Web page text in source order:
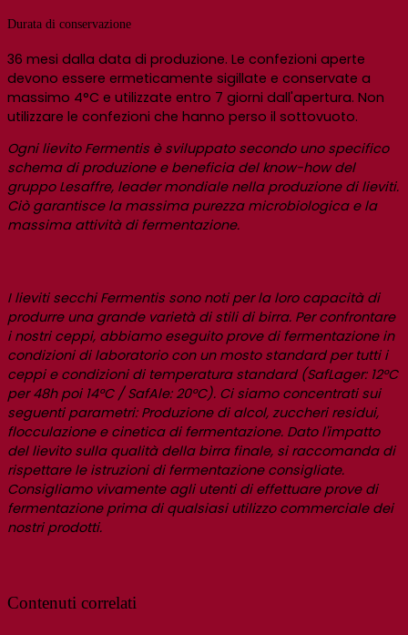
Durata di conservazione
36 mesi dalla data di produzione. Le confezioni aperte
devono essere ermeticamente sigillate e conservate a
massimo 4°C e utilizzate entro 7 giorni dall'apertura. Non
utilizzare le confezioni che hanno perso il sottovuoto.
Ogni lievito Fermentis è sviluppato secondo uno specifico
schema di produzione e beneficia del know-how del
gruppo Lesaffre, leader mondiale nella produzione di lieviti.
Ciò garantisce la massima purezza microbiologica e la
massima attività di fermentazione.
I lieviti secchi Fermentis sono noti per la loro capacità di
produrre una grande varietà di stili di birra. Per confrontare
i nostri ceppi, abbiamo eseguito prove di fermentazione in
condizioni di laboratorio con un mosto standard per tutti i
ceppi e condizioni di temperatura standard (SafLager: 12°C
per 48h poi 14°C / SafAle: 20°C). Ci siamo concentrati sui
seguenti parametri: Produzione di alcol, zuccheri residui,
flocculazione e cinetica di fermentazione. Dato l'impatto
del lievito sulla qualità della birra finale, si raccomanda di
rispettare le istruzioni di fermentazione consigliate.
Consigliamo vivamente agli utenti di effettuare prove di
fermentazione prima di qualsiasi utilizzo commerciale dei
nostri prodotti.
Contenuti correlati